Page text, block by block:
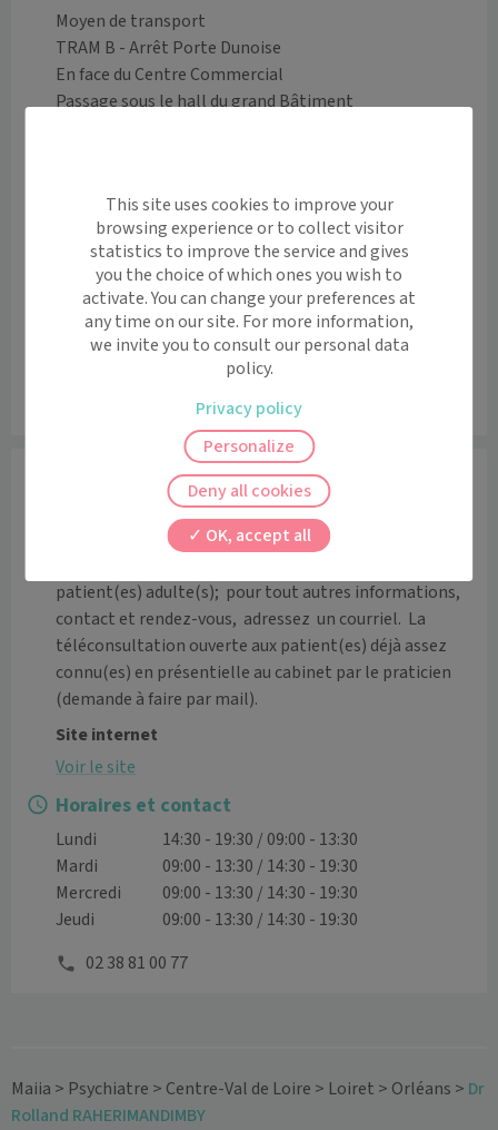
Moyen de transport
TRAM B - Arrêt Porte Dunoise
En face du Centre Commercial
Passage sous le hall du grand Bâtiment
−
Leaflet|©
Informations
PRISE OU ANNULATION DE RENDEZ-VOUS SUR:
dr.raheri@gmail.com
patient(es) adulte(s);  pour tout autres informations,
contact et rendez-vous,  adressez  un courriel.  La
téléconsultation ouverte aux patient(es) déjà assez
connu(es) en présentielle au cabinet par le praticien
(demande à faire par mail).
Site internet
Voir le site
Horaires et contact
Lundi
14:30 - 19:30 / 09:00 - 13:30
Mardi
09:00 - 13:30 / 14:30 - 19:30
Mercredi
09:00 - 13:30 / 14:30 - 19:30
Jeudi
09:00 - 13:30 / 14:30 - 19:30
02 38 81 00 77
Maiia > Psychiatre > Centre-Val de Loire > Loiret > Orléans > Dr
Rolland RAHERIMANDIMBY
This site uses cookies to improve your
browsing experience or to collect visitor
statistics to improve the service and gives
you the choice of which ones you wish to
activate. You can change your preferences at
any time on our site. For more information,
we invite you to consult our personal data
policy.
OK, accept all
Deny all cookies
Personalize
Privacy policy